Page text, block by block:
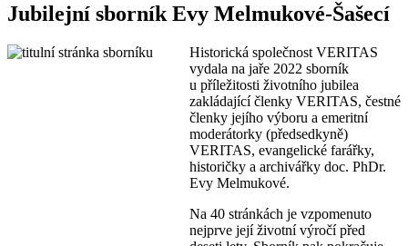
Jubilejní sborník Evy Melmukové-Šašecí
Historická společnost VERITAS
vydala na jaře 2022 sborník
u příležitosti životního jubilea
zakládající členky VERITAS, čestné
členky jejího výboru a emeritní
moderátorky (předsedkyně)
VERITAS, evangelické farářky,
historičky a archivářky doc. PhDr.
Evy Melmukové.
Na 40 stránkách je vzpomenuto
nejprve její životní výročí před